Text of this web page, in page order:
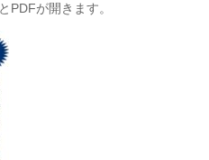
PDFが開きます。